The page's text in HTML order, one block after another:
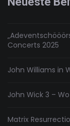
Concerts 2025
John Williams in
John Wick 3 –
Matrix